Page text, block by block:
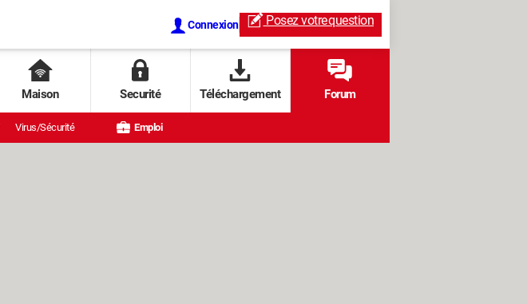
Connexion Posez votrequestion
Maison Securité Téléchargement Forum
Virus/Sécurité Emploi